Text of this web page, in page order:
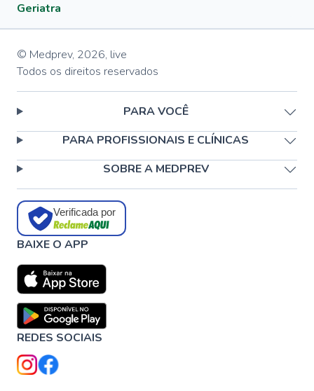
Geriatra
© Medprev, 2026, live
Todos os direitos reservados
PARA VOCÊ
PARA PROFISSIONAIS E CLÍNICAS
SOBRE A MEDPREV
Verificada por
BAIXE O APP
REDES SOCIAIS